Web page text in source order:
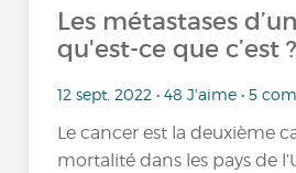
Les métastases
qu'est-ce que c’est ?
12 sept. 2022 • 48 J'aime • 5
Le cancer est la deuxième
mortalité dans les pays de